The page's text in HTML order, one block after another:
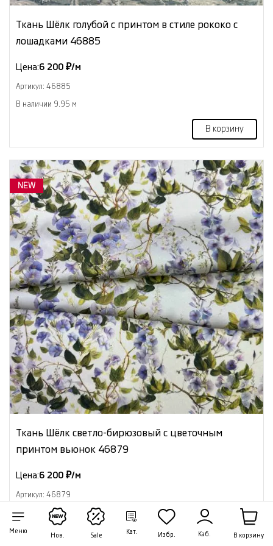
Меню
Нов. Sale
Кат. Избр. Каб. В корзину
Ткань Шёлк голубой с принтом в стиле рококо с
лошадками 46885
Цена:6 200 ₽/м
Артикул: 46885
В наличии 9.95 м
В корзину
NEW
Ткань Шёлк светло-бирюзовый с цветочным
принтом вьюнок 46879
Цена:6 200 ₽/м
Артикул: 46879
В наличии 19.30 м
В корзину